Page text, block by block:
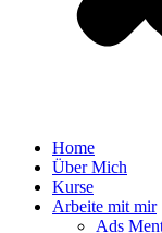
Home
Über Mich
Kurse
Arbeite mit mir
Ads